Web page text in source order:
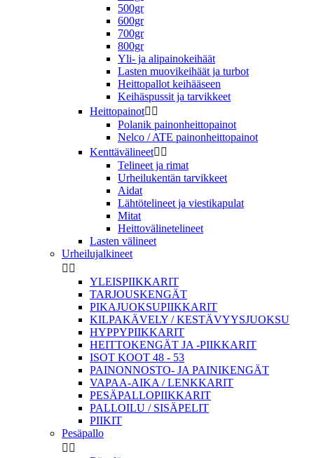
500gr
600gr
700gr
800gr
Yli- ja alipainokeihäät
Lasten muovikeihäät ja turbot
Heittopallot keihääseen
Keihäspussit ja tarvikkeet
Heittopainot 
Polanik painonheittopainot
Nelco / ATE painonheittopainot
Kenttävälineet 
Telineet ja rimat
Urheilukentän tarvikkeet
Aidat
Lähtötelineet ja viestikapulat
Mitat
Heittovälinetelineet
Lasten välineet
Urheilujalkineet
 
YLEISPIIKKARIT
TARJOUSKENGÄT
PIKAJUOKSUPIIKKARIT
KILPAKÄVELY / KESTÄVYYSJUOKSU
HYPPYPIIKKARIT
HEITTOKENGÄT JA -PIIKKARIT
ISOT KOOT 48 - 53
PAINONNOSTO- JA PAINIKENGÄT
VAPAA-AIKA / LENKKARIT
PESÄPALLOPIIKKARIT
PALLOILU / SISÄPELIT
PIIKIT
Pesäpallo
 